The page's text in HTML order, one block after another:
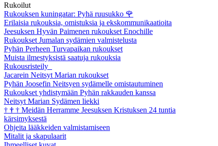
Rukoilut
Rukouksen kuningatar: Pyhä ruusukko 🌹
Erilaisia rukouksia, omistuksia ja ekskommunikaatioita
Jeesuksen Hyvän Paimenen rukoukset Enochille
Rukoukset Jumalan sydämien valmistelusta
Pyhän Perheen Turvapaikan rukoukset
Muista ilmestyksistä saatuja rukouksia
Rukousristeily
Jacarein Neitsyt Marian rukoukset
Pyhän Joosefin Neitsyen sydämelle omistautuminen
Rukoukset yhdistymään Pyhän rakkauden kanssa
Neitsyt Marian Sydämen liekki
† † † Meidän Herramme Jeesuksen Kristuksen 24 tuntia
kärsimyksestä
Ohjeita lääkkeiden valmistamiseen
Mitalit ja skapulaarit